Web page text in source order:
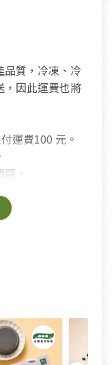
品質，冷凍、冷
，因此運費也將
運費100 元。
。
賞期商品」情
貨.
鑑賞期(含例假
被汙損(除商品